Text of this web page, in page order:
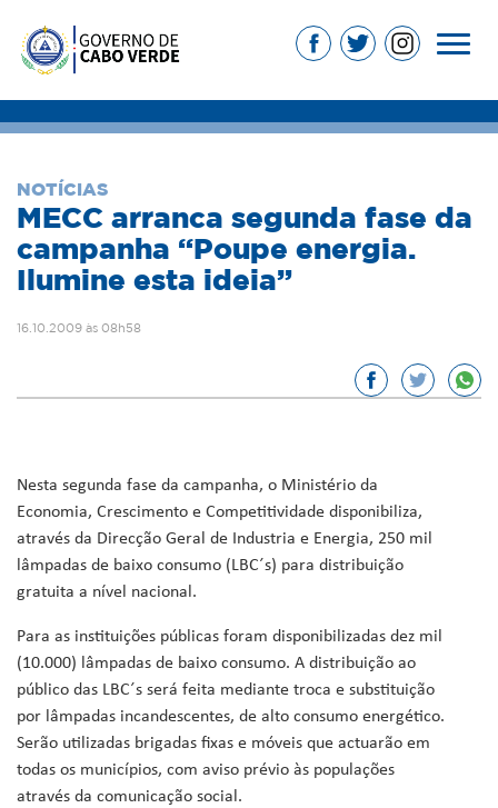
NOTÍCIAS
MECC arranca segunda fase da
campanha “Poupe energia.
Ilumine esta ideia”
16.10.2009 às 08h58
Nesta segunda fase da campanha, o Ministério da
Economia, Crescimento e Competitividade disponibiliza,
através da Direcção Geral de Industria e Energia, 250 mil
lâmpadas de baixo consumo (LBC´s) para distribuição
gratuita a nível nacional.
Para as instituições públicas foram disponibilizadas dez mil
(10.000) lâmpadas de baixo consumo. A distribuição ao
público das LBC´s será feita mediante troca e substituição
por lâmpadas incandescentes, de alto consumo energético.
Serão utilizadas brigadas fixas e móveis que actuarão em
todas os municípios, com aviso prévio às populações
através da comunicação social.